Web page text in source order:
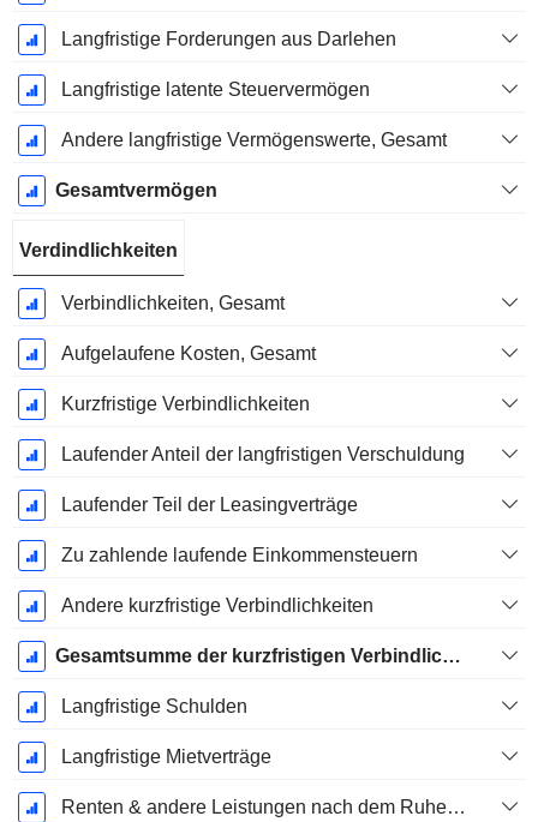
Langfristige Forderungen aus Darlehen
Langfristige latente Steuervermögen
Andere langfristige Vermögenswerte, Gesamt
Gesamtvermögen
Verdindlichkeiten
Verbindlichkeiten, Gesamt
Aufgelaufene Kosten, Gesamt
Kurzfristige Verbindlichkeiten
Laufender Anteil der langfristigen Verschuldung
Laufender Teil der Leasingverträge
Zu zahlende laufende Einkommensteuern
Andere kurzfristige Verbindlichkeiten
Gesamtsumme der kurzfristigen Verbindlichkeiten
Langfristige Schulden
Langfristige Mietverträge
Renten & andere Leistungen nach dem Ruhestand